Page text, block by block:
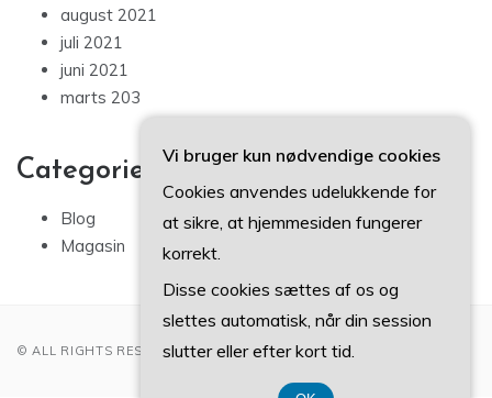
august 2021
juli 2021
juni 2021
marts 203
Categories
Blog
Magasin
© ALL RIGHTS RESERVED 2022
Vi bruger kun nødvendige cookies
Cookies anvendes udelukkende for
at sikre, at hjemmesiden fungerer
korrekt.
Disse cookies sættes af os og
slettes automatisk, når din session
slutter eller efter kort tid.